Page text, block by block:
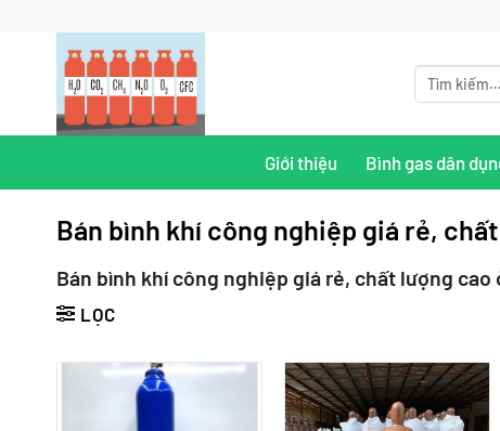
Tìm
kiếm:
Giới thiệu Bình gas dân
Bán bình khí công nghiệp giá rẻ,
Bán bình khí công nghiệp giá rẻ, chất lượng cao
LỌC